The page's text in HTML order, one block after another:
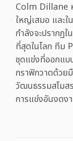
Colm Dillane
ใหญ่เสมอ และ
กำลังจะปรากฏ
ที่สุดในโลก ทีม
ชุดแข่งที่ออกแบ
กราฟิกวาดด้วย
วัฒนธรรมสโมส
การแข่งอันงดง